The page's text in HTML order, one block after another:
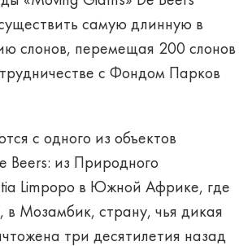
самую длинную в
слонов, перемещая 200 слонов
с Фондом Парков
с одного из объектов
Beers: из Природного
Limpopo в Южной Африке, где
в Мозамбик, страну, чья дикая
три десятилетия назад